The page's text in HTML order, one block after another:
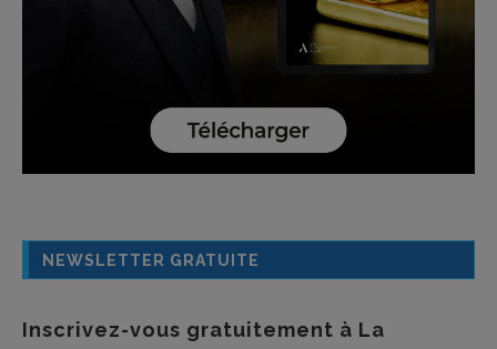
NEWSLETTER GRATUITE
Inscrivez-vous gratuitement à La